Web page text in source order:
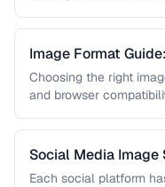
Image Format
AVIF
Choosing the right
and browser
Social Media
Guide
Each social platform